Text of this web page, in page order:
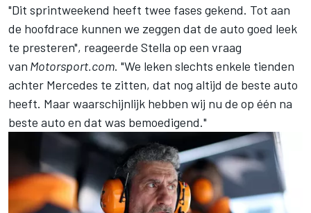
"Dit sprintweekend heeft twee fases gekend. Tot aan
de hoofdrace kunnen we zeggen dat de auto goed leek
te presteren", reageerde Stella op een vraag
van Motorsport.com. "We leken slechts enkele tienden
achter Mercedes te zitten, dat nog altijd de beste auto
heeft. Maar waarschijnlijk hebben wij nu de op één na
beste auto en dat was bemoedigend."